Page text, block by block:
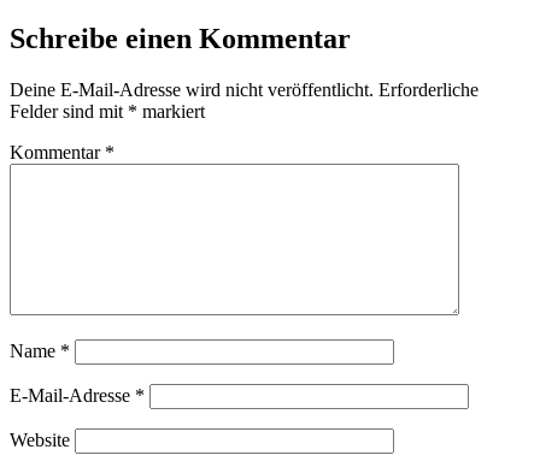
Schreibe einen Kommentar
Deine E-Mail-Adresse wird nicht veröffentlicht. Erforderliche
Felder sind mit * markiert
Kommentar *
Name *
E-Mail-Adresse *
Website